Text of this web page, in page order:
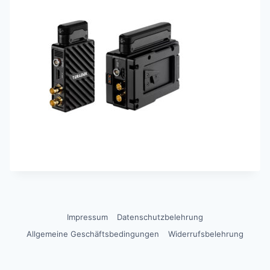
Impressum
Datenschutzbelehrung
Allgemeine Geschäftsbedingungen
Widerrufsbelehrung